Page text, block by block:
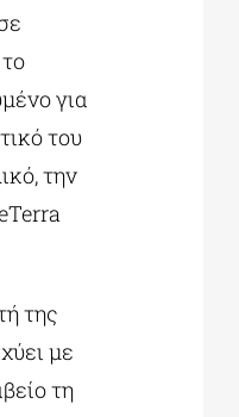
για
του
την
της
με
τη